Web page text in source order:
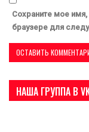
Сохраните мое
браузере для
НАША ГРУППА В